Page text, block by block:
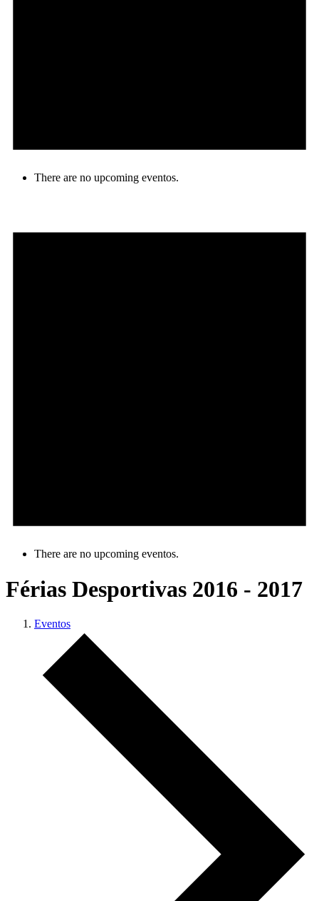
There are no upcoming eventos.
There are no upcoming eventos.
Férias Desportivas 2016 - 2017
Eventos